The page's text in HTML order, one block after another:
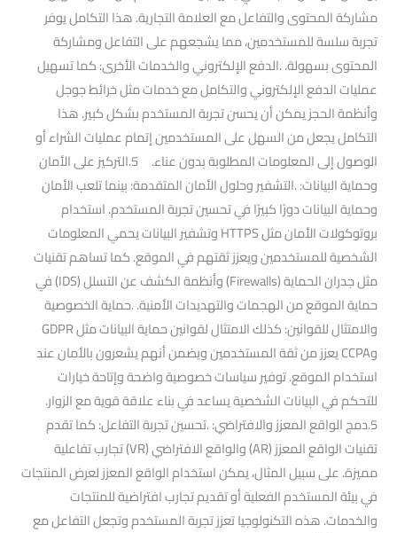
مشاركة المحتوى والتفاعل مع العلامة التجارية. هذا التكامل يوفر
تجربة سلسة للمستخدمين، مما يشجعهم على التفاعل ومشاركة
المحتوى بسهولة. .الدفع الإلكتروني والخدمات الأخرى: كما تسهيل
عمليات الدفع الإلكتروني والتكامل مع خدمات مثل خرائط جوجل
وأنظمة الحجز يمكن أن يحسن تجربة المستخدم بشكل كبير. هذا
التكامل يجعل من السهل على المستخدمين إتمام عمليات الشراء أو
الوصول إلى المعلومات المطلوبة بدون عناء. 5.التركيز على الأمان
وحماية البيانات: .التشفير وحلول الأمان المتقدمة: بينما تلعب الأمان
وحماية البيانات دورًا كبيرًا في تحسين تجربة المستخدم. استخدام
بروتوكولات الأمان مثل HTTPS وتشفير البيانات يحمي المعلومات
الشخصية للمستخدمين ويعزز ثقتهم في الموقع. كما تساهم تقنيات
مثل جدران الحماية (Firewalls) وأنظمة الكشف عن التسلل (IDS) في
حماية الموقع من الهجمات والتهديدات الأمنية. .حماية الخصوصية
والامتثال للقوانين: كذلك الامتثال لقوانين حماية البيانات مثل GDPR
وCCPA يعزز من ثقة المستخدمين ويضمن أنهم يشعرون بالأمان عند
استخدام الموقع. توفير سياسات خصوصية واضحة وإتاحة خيارات
للتحكم في البيانات الشخصية يساعد في بناء علاقة قوية مع الزوار.
5.دمج الواقع المعزز والافتراضي: .تحسين تجربة التفاعل: كما تقدم
تقنيات الواقع المعزز (AR) والواقع الافتراضي (VR) تجارب تفاعلية
مميزة. على سبيل المثال، يمكن استخدام الواقع المعزز لعرض المنتجات
في بيئة المستخدم الفعلية أو تقديم تجارب افتراضية للمنتجات
والخدمات. هذه التكنولوجيا تعزز تجربة المستخدم وتجعل التفاعل مع